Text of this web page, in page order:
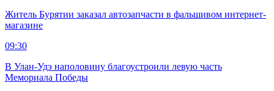
Житель Бурятии заказал автозапчасти в фальшивом интернет-
магазине
09:30
В Улан-Удэ наполовину благоустроили левую часть
Мемориала Победы